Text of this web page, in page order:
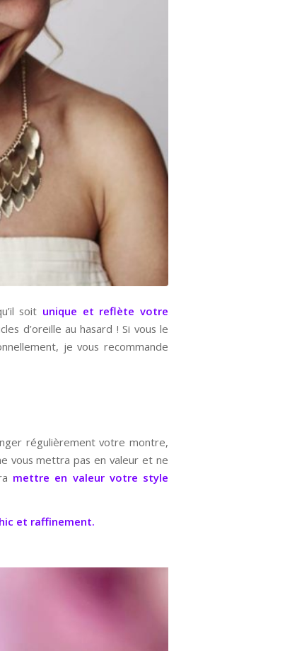
soit unique et reflète votre
d’oreille au hasard ! Si vous le
je vous recommande
régulièrement votre montre,
vous mettra pas en valeur et ne
mettre en valeur votre style
et raffinement.